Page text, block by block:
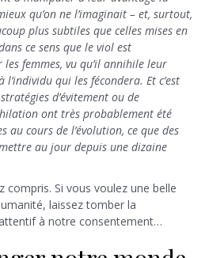
qu’on ne l’imaginait – et, surtout,
plus subtiles que celles mises en
ce sens que le viol est
femmes, vu qu’il annihile leur
qui les fécondera. Et c’est
d’évitement ou de
ont très probablement été
au cours de l’évolution, ce que des
au jour depuis une dizaine
compris. Si vous voulez une belle
laissez tomber la
à notre consentement…